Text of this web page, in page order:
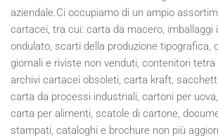
aziendale.Ci occupiamo di un ampio
cartacei, tra cui: carta da macero, imballaggi
ondulato, scarti della produzione tipografica,
giornali e riviste non venduti, contenitori tetra
archivi cartacei obsoleti, carta kraft,
carta da processi industriali, cartoni per
carta per alimenti, scatole di cartone,
stampati, cataloghi e brochure non più